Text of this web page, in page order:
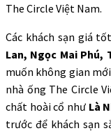
The Circle Việt Nam.
Các khách sạn giá
Lan, Ngọc Mai Phú,
muốn không gian
nhà ống The Circle
chất hoài cổ như Là
trước để khách sạn